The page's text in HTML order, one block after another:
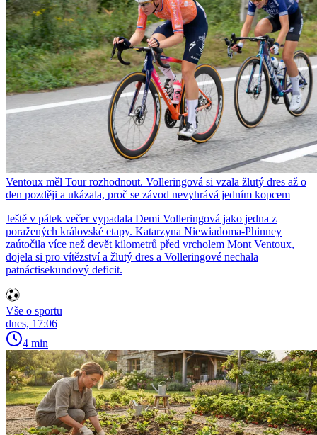
Ventoux měl Tour rozhodnout. Volleringová si vzala žlutý dres až o
den později a ukázala, proč se závod nevyhrává jedním kopcem
Ještě v pátek večer vypadala Demi Volleringová jako jedna z
poražených královské etapy. Katarzyna Niewiadoma-Phinney
zaútočila více než devět kilometrů před vrcholem Mont Ventoux,
dojela si pro vítězství a žlutý dres a Volleringové nechala
patnáctisekundový deficit.
Vše o sportu
dnes, 17:06
4 min